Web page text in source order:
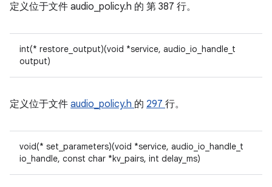
定义位于文件 audio_policy.h 的 第 387 行。
int(* restore_output)(void *service, audio_io_handle_t
output)
定义位于文件 audio_policy.h 的 297 行。
void(* set_parameters)(void *service, audio_io_handle_t
io_handle, const char *kv_pairs, int delay_ms)